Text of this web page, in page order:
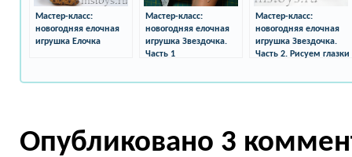
Мастер-класс:
новогодняя елочная
игрушка Елочка
Мастер-класс:
новогодняя елочная
игрушка Звездочка.
Часть 1
Мастер-класс:
новогодняя елочная
игрушка Звездочка.
Часть 2. Рисуем глазки
Опубликовано 3